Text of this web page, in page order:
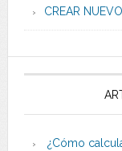
CREAR
¿Cómo